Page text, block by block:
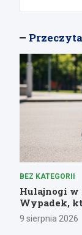
BEZ KATEGORII
Hulajnogi w
Wypadek,
drogach
9 sierpnia 2026